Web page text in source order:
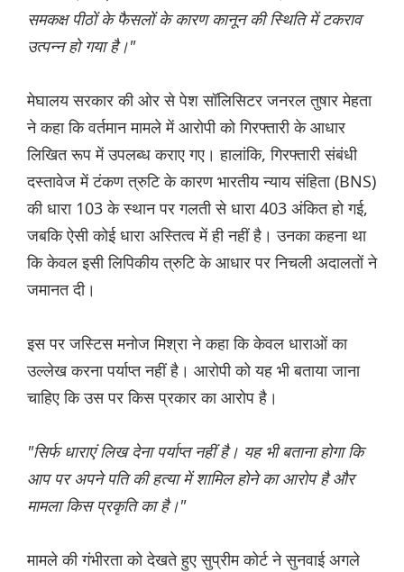
समकक्ष पीठों के फैसलों के कारण कानून की स्थिति में टकराव
उत्पन्न हो गया है।"
मेघालय सरकार की ओर से पेश सॉलिसिटर जनरल तुषार मेहता
ने कहा कि वर्तमान मामले में आरोपी को गिरफ्तारी के आधार
लिखित रूप में उपलब्ध कराए गए। हालांकि, गिरफ्तारी संबंधी
दस्तावेज में टंकण त्रुटि के कारण भारतीय न्याय संहिता (BNS)
की धारा 103 के स्थान पर गलती से धारा 403 अंकित हो गई,
जबकि ऐसी कोई धारा अस्तित्व में ही नहीं है। उनका कहना था
कि केवल इसी लिपिकीय त्रुटि के आधार पर निचली अदालतों ने
जमानत दी।
इस पर जस्टिस मनोज मिश्रा ने कहा कि केवल धाराओं का
उल्लेख करना पर्याप्त नहीं है। आरोपी को यह भी बताया जाना
चाहिए कि उस पर किस प्रकार का आरोप है।
"सिर्फ धाराएं लिख देना पर्याप्त नहीं है। यह भी बताना होगा कि
आप पर अपने पति की हत्या में शामिल होने का आरोप है और
मामला किस प्रकृति का है।"
मामले की गंभीरता को देखते हुए सुप्रीम कोर्ट ने सुनवाई अगले